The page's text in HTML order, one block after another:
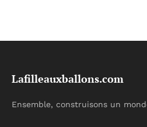
Lafilleauxballons.com
Ensemble, construisons un